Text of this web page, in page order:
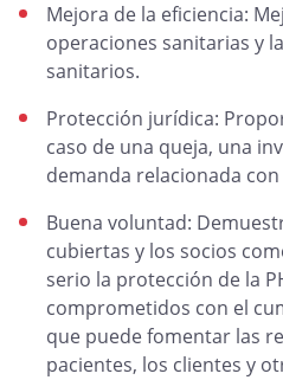
Mejora de la eficiencia:
operaciones sanitarias y
sanitarios.
Protección jurídica:
caso de una queja, una
demanda relacionada
Buena voluntad:
cubiertas y los socios
serio la protección de la
comprometidos con el
que puede fomentar las
pacientes, los clientes y